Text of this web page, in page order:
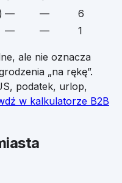
— —
6
— — 1
ale nie oznacza
„na rękę”.
podatek, urlop,
w kalkulatorze B2B